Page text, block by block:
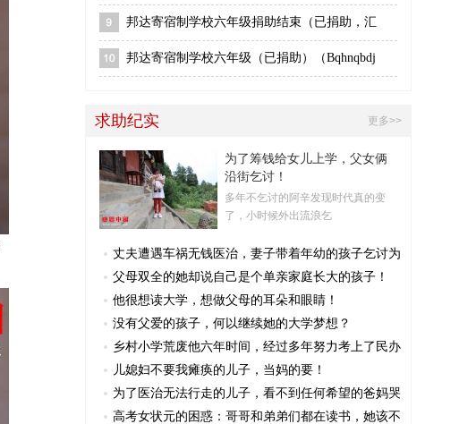
邦达寄宿制学校六年级捐助结束（已捐助，汇
邦达寄宿制学校六年级（已捐助）（Bqhnqbdj
更多>>
求助纪实
为了筹钱给女儿上学，父女俩
沿街乞讨！
多年不乞讨的阿辛发现时代真的变
了，小时候外出流浪乞
丈夫遭遇车祸无钱医治，妻子带着年幼的孩子乞讨为
父母双全的她却说自己是个单亲家庭长大的孩子！
他很想读大学，想做父母的耳朵和眼睛！
没有父爱的孩子，何以继续她的大学梦想？
乡村小学荒废他六年时间，经过多年努力考上了民办
儿媳妇不要我瘫痪的儿子，当妈的要！
为了医治无法行走的儿子，看不到任何希望的爸妈哭
高考女状元的困惑：哥哥和弟弟们都在读书，她该不